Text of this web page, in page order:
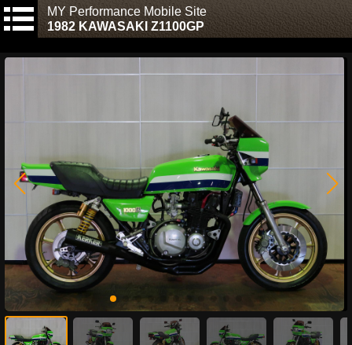
MY Performance Mobile Site
1982 KAWASAKI Z1100GP